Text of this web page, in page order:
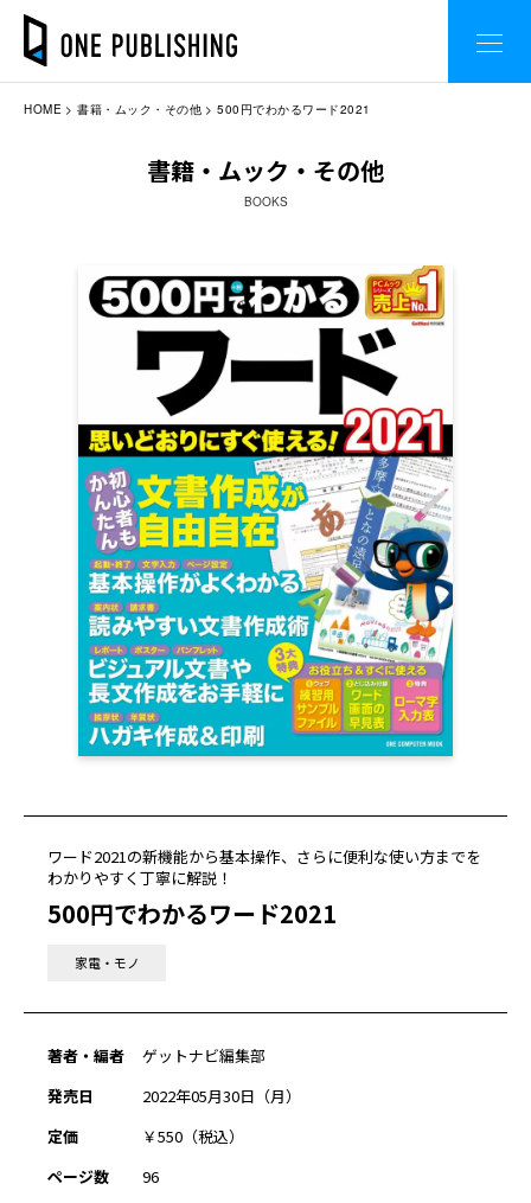
HOME 書籍・ムック・その他 500円でわかるワード2021
書籍・ムック・その他
BOOKS
ワード2021の新機能から基本操作、さらに便利な使い方までを
わかりやすく丁寧に解説！
500円でわかるワード2021
家電・モノ
著者・編者
ゲットナビ編集部
発売日
2022年05月30日（月）
定価
￥550（税込）
ページ数
96